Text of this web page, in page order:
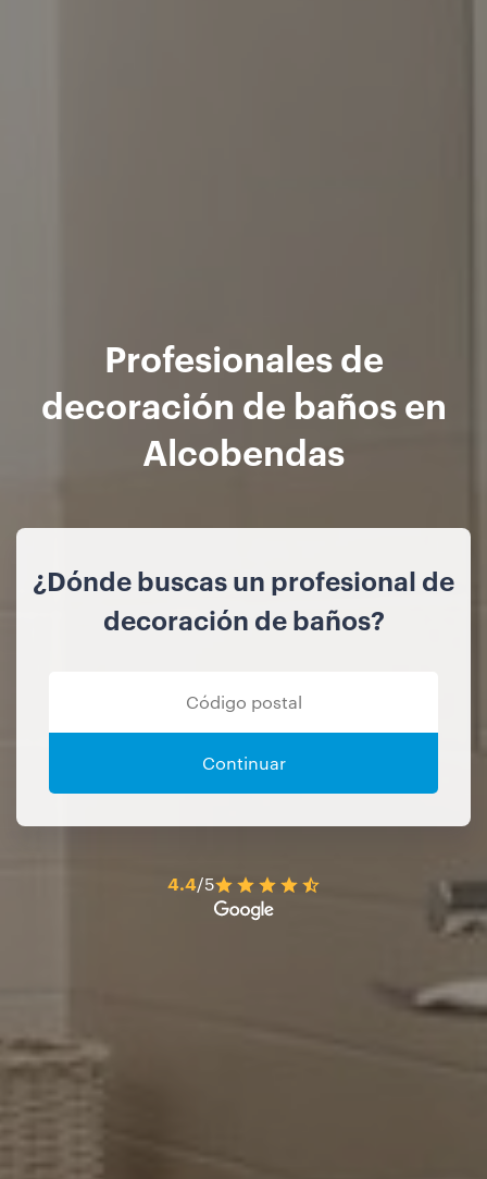
Profesionales de
decoración de baños en
Alcobendas
¿Dónde buscas un profesional de
decoración de baños?
Continuar
4.4/5